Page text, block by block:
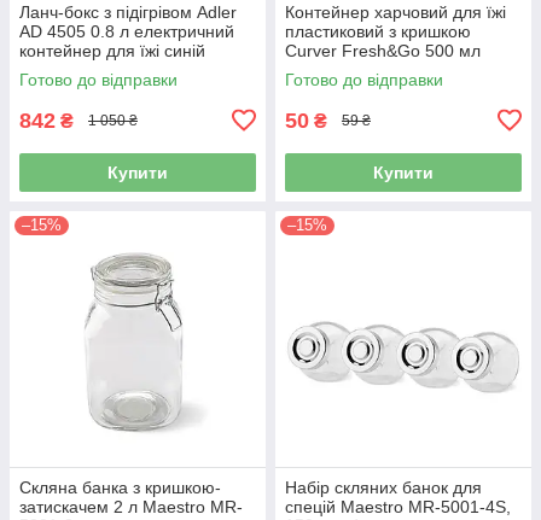
Ланч-бокс з підігрівом Adler
AD 4505 0.8 л електричний
контейнер для їжі синій
Готово до відправки
842 ₴ 1 050 ₴
Купити
Контейнер харчовий для їжі
пластиковий з кришкою
Curver Fresh&Go 500 мл
синя кришка (00563)
Готово до відправки
50 ₴ 59 ₴
Купити
–15%
Скляна банка з кришкою-
затискачем 2 л Maestro MR-
–15%
Набір скляних банок для
спецій Maestro MR-5001-4S,